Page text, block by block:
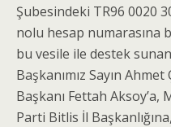
Şubesindeki TR96 0020
nolu hesap numarasına
bu vesile ile destek
Başkanımız Sayın
Başkanı Fettah
Parti Bitlis İl